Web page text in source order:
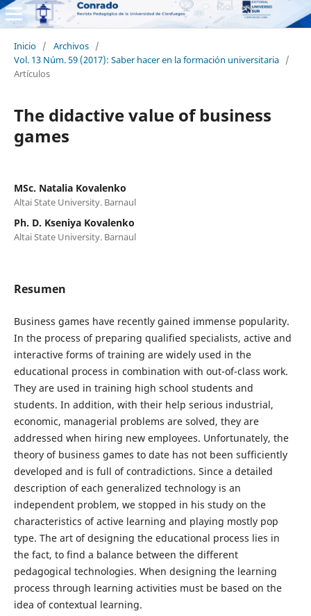
Inicio / Archivos /
Vol. 13 Núm. 59 (2017): Saber hacer en la formación universitaria /
Artículos
The didactive value of business
games
MSc. Natalia Kovalenko
Altai State University. Barnaul
Ph. D. Kseniya Kovalenko
Altai State University. Barnaul
Resumen
Business games have recently gained immense popularity.
In the process of preparing qualified specialists, active and
interactive forms of training are widely used in the
educational process in combination with out-of-class work.
They are used in training high school students and
students. In addition, with their help serious industrial,
economic, managerial problems are solved, they are
addressed when hiring new employees. Unfortunately, the
theory of business games to date has not been sufficiently
developed and is full of contradictions. Since a detailed
description of each generalized technology is an
independent problem, we stopped in his study on the
characteristics of active learning and playing mostly pop
type. The art of designing the educational process lies in
the fact, to find a balance between the different
pedagogical technologies. When designing the learning
process through learning activities must be based on the
idea of contextual learning.